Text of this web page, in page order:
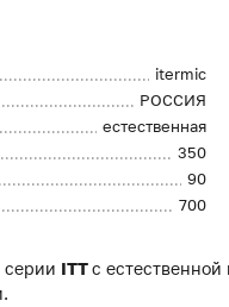
itermic
РОССИЯ
естественная
350
90
700
серии ITTс